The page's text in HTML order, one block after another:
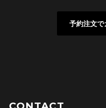
予約注文で